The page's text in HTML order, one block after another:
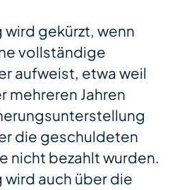
wird gekürzt, wenn
vollständige
aufweist, etwa weil
mehreren Jahren
die geschuldeten
nicht bezahlt wurden.
wird auch über die